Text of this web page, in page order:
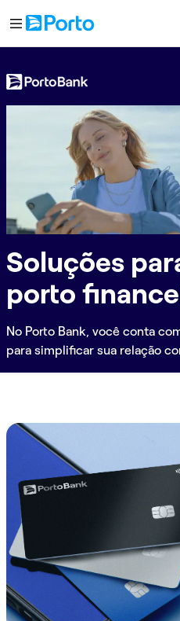
Soluções
porto
No Porto Bank, você conta
para simplificar sua relação